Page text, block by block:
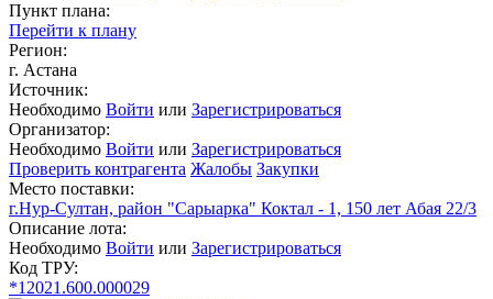
Пункт плана:
Перейти к плану
Регион:
г. Астана
Источник:
Необходимо Войти или Зарегистрироваться
Организатор:
Необходимо Войти или Зарегистрироваться
Проверить контрагента Жалобы Закупки
Место поставки:
г.Нур-Султан, район "Сарыарка" Коктал - 1, 150 лет Абая 22/3
Описание лота:
Необходимо Войти или Зарегистрироваться
Код ТРУ:
*12021.600.000029